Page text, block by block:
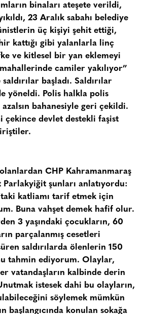
binaları ateşete verildi,
23 Aralık sabahı belediye
üç kişiyi şehit ettiği,
kattığı gibi yalanlarla linç
ve kitlesel bir yan eklemeyi
camiler yakılıyor”
başladı. Saldırılar
yöneldi. Polis halkla polis
bahanesiyle geri çekildi.
çekince devlet destekli faşist
CHP Kahramanmaraş
Parlakyiğit şunları anlatıyordu:
katliamı tarif etmek için
Buna vahşet demek hafif olur.
3 yaşındaki çocukların, 60
parçalanmış cesetleri
saldırılarda ölenlerin 150
tahmin ediyorum. Olaylar,
vatandaşların kalbinde derin
istesek dahi bu olayların,
söylemek mümkün
başlangıcında konulan sokağa